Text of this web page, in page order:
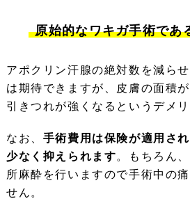
原始的なワキガ手術であ
アポクリン汗腺の絶対数を減ら
は期待できますが、皮膚の面積
引きつれが強くなるというデメ
なお、 手術費用は保険が適用さ
少なく抑えられます。もちろん
所麻酔を行いますので手術中の
せん。